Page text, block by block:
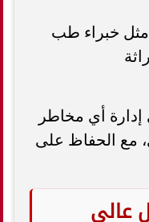
مثل خبراء طب
أي مخاطر
مع الحفاظ على
عالي